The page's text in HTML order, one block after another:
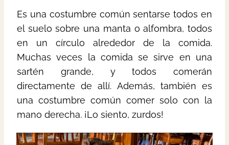
Es una costumbre común sentarse todos en
el suelo sobre una manta o alfombra, todos
en un círculo alrededor de la comida.
Muchas veces la comida se sirve en una
sartén grande, y todos comerán
directamente de allí. Además, también es
una costumbre común comer solo con la
mano derecha. ¡Lo siento, zurdos!